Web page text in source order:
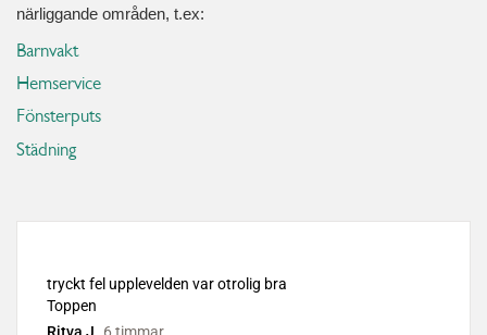
närliggande områden, t.ex:
Barnvakt
Hemservice
Fönsterputs
Städning